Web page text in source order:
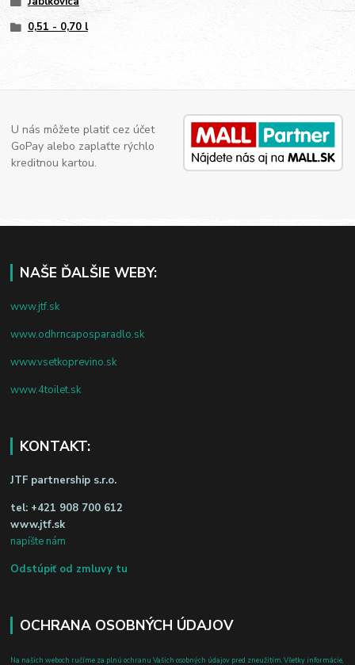
0,51 - 0,70 l
U nás môžete platiť cez účet
GoPay alebo zaplaťte rýchlo
kreditnou kartou.
NAŠE ĎALŠIE WEBY:
www.jtf.sk
www.odhrncaposparadlo.sk
www.vsetkoprevino.sk
www.4toilet.sk
KONTAKT:
JTF partnership s.r.o.
tel: +421 908 700 612
www.jtf.sk
napíšte nám
Odstúpiť od zmluvy tu
OCHRANA OSOBNÝCH ÚDAJOV
Na našich weboch ručíme za plnú ochranu Vašich osobných údajov pred zneužitím. Všetky informácie,